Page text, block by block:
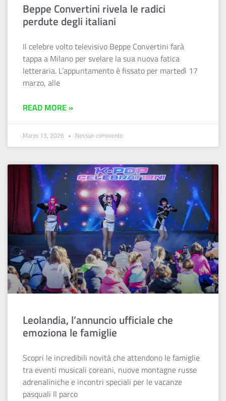
Beppe Convertini rivela le radici
perdute degli italiani
Il celebre volto televisivo Beppe Convertini farà
tappa a Milano per svelare la sua nuova fatica
letteraria. L’appuntamento è fissato per martedì 17
marzo, alle
READ MORE »
Marzo 13, 2026 Nessun commento
Leolandia, l’annuncio ufficiale che
emoziona le famiglie
Scopri le incredibili novità che attendono le famiglie
tra eventi musicali coreani, nuove montagne russe
adrenaliniche e incontri speciali per le vacanze
pasquali Il parco